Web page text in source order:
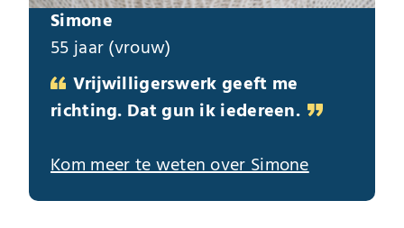
Simone
55 jaar (vrouw)
Vrijwilligerswerk geeft me
richting. Dat gun ik iedereen.
Kom meer te weten over Simone